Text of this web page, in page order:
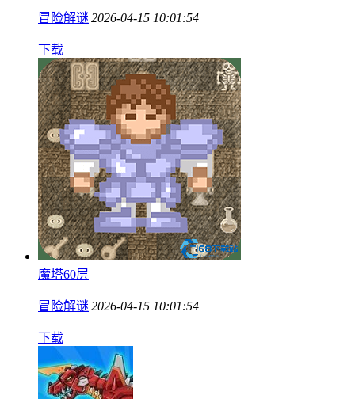
冒险解谜|2026-04-15 10:01:54
下载
魔塔60层
冒险解谜|2026-04-15 10:01:54
下载